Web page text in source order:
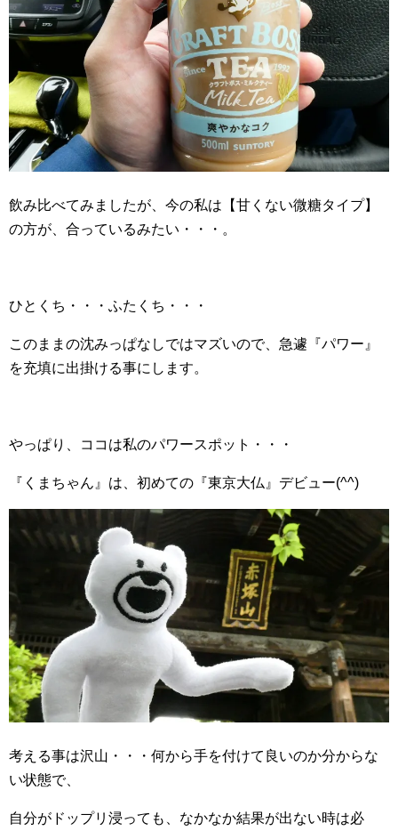
飲み比べてみましたが、今の私は【甘くない微糖タイプ】
の方が、合っているみたい・・・。
ひとくち・・・ふたくち・・・
このままの沈みっぱなしではマズいので、急遽『パワー』
を充填に出掛ける事にします。
やっぱり、ココは私のパワースポット・・・
『くまちゃん』は、初めての『東京大仏』デビュー(^^)
考える事は沢山・・・何から手を付けて良いのか分からな
い状態で、
自分がドップリ浸っても、なかなか結果が出ない時は必